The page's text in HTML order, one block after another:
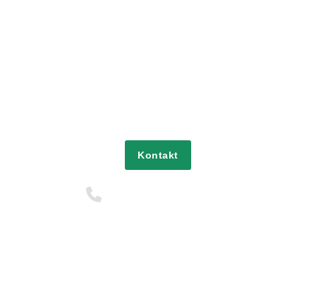
Kontakt